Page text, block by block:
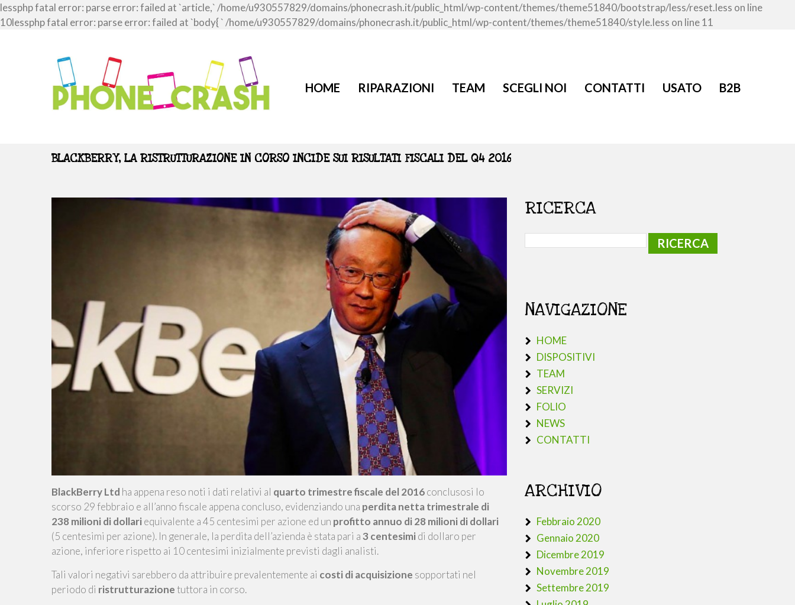
lessphp fatal error: parse error: failed at `article,` /home/u930557829/domains/phonecrash.it/public_html/wp-content/themes/theme51840/bootstrap/less/reset.less on line
10lessphp fatal error: parse error: failed at `body{ ` /home/u930557829/domains/phonecrash.it/public_html/wp-content/themes/theme51840/style.less on line 11
HOME RIPARAZIONI TEAM SCEGLI NOI CONTATTI USATO B2B
BLACKBERRY, LA RISTRUTTURAZIONE IN CORSO INCIDE SUI RISULTATI FISCALI DEL Q4 2016
BlackBerry Ltd ha appena reso noti i dati relativi al quarto trimestre fiscale del 2016conclusosi lo
scorso 29 febbraio e all’anno fiscale appena concluso, evidenziando una perdita netta trimestrale di
238 milioni di dollari equivalente a 45 centesimi per azione ed un profitto annuo di 28 milioni di dollari
(5 centesimi per azione). In generale, la perdita dell’azienda è stata pari a3 centesimi di dollaro per
azione, inferiore rispetto ai 10 centesimi inizialmente previsti dagli analisti.
Tali valori negativi sarebbero da attribuire prevalentemente ai costi di acquisizione sopportati nel
periodo di ristrutturazionetuttora in corso.
RICERCA
NAVIGAZIONE
HOME
DISPOSITIVI
TEAM
SERVIZI
FOLIO
NEWS
CONTATTI
ARCHIVIO
Febbraio 2020
Gennaio 2020
Dicembre 2019
Novembre 2019
Settembre 2019